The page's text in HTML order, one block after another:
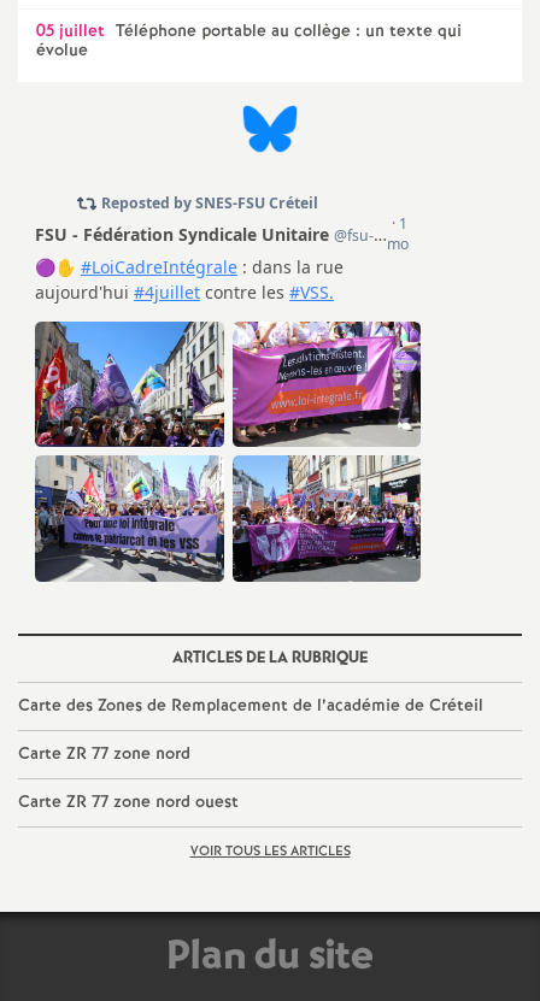
c
o
n
d
d
e
g
r
é
l
05 juillet Téléphone portable au collège : un texte qui
évolue
ARTICLES DE LA RUBRIQUE
Carte des Zones de Remplacement de l’académie de Créteil
Carte ZR 77 zone nord
Carte ZR 77 zone nord ouest
VOIR TOUS LES ARTICLES
Plan du site